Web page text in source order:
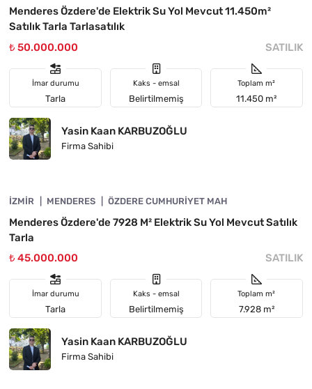
Menderes Özdere'de Elektrik Su Yol Mevcut 11.450m²
Satılık Tarla Tarlasatılık
₺ 50.000.000
SATILIK
İmar durumu
Tarla
Kaks - emsal
Belirtilmemiş
Toplam m²
11.450 m²
Yasin Kaan KARBUZOĞLU
Firma Sahibi
ÖNE ÇIKAN
İZMIR MENDERES ÖZDERE CUMHURIYET MAH
Menderes Özdere'de 7928 M² Elektrik Su Yol Mevcut Satılık
Tarla
₺ 45.000.000
SATILIK
İmar durumu
Tarla
Kaks - emsal
Belirtilmemiş
Toplam m²
7.928 m²
Yasin Kaan KARBUZOĞLU
Firma Sahibi